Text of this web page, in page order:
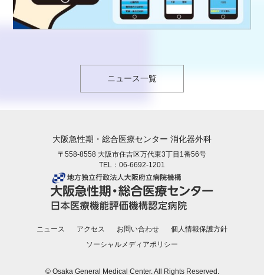
ニュース一覧
大阪急性期・総合医療センター 消化器外科
〒558-8558 大阪市住吉区万代東3丁目1番56号
TEL： 06-6692-1201
ニュース アクセス お問い合わせ
個人情報保護方針
ソーシャルメディアポリシー
© Osaka General Medical Center. All Rights Reserved.